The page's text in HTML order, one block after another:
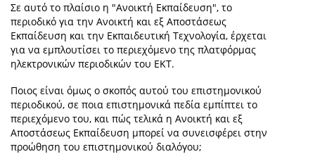
Σε αυτό το πλαίσιο η "Ανοικτή Εκπαίδευση", το
περιοδικό για την Ανοικτή και εξ Αποστάσεως
Εκπαίδευση και την Εκπαιδευτική Τεχνολογία, έρχεται
για να εμπλουτίσει το περιεχόμενο της πλατφόρμας
ηλεκτρονικών περιοδικών του ΕΚΤ.
Ποιος είναι όμως ο σκοπός αυτού του επιστημονικού
περιοδικού, σε ποια επιστημονικά πεδία εμπίπτει το
περιεχόμενο του, και πώς τελικά η Ανοικτή και εξ
Αποστάσεως Εκπαίδευση μπορεί να συνεισφέρει στην
προώθηση του επιστημονικού διαλόγου;